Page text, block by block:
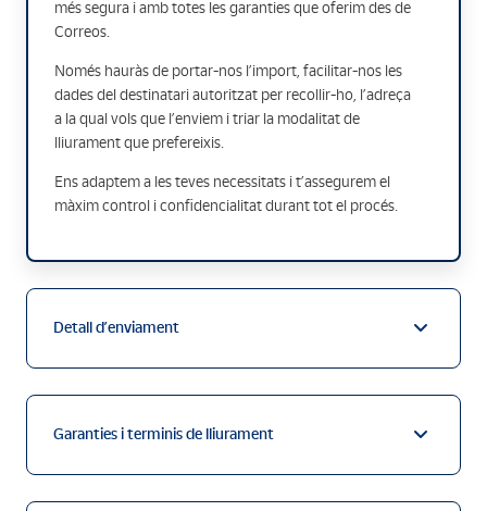
més segura i amb totes les garanties que oferim des de
Correos.
Només hauràs de portar-nos l’import, facilitar-nos les
dades del destinatari autoritzat per recollir-ho, l’adreça
a la qual vols que l’enviem i triar la modalitat de
lliurament que prefereixis.
Ens adaptem a les teves necessitats i t’assegurem el
màxim control i confidencialitat durant tot el procés.
Detall d’enviament
Garanties i terminis de lliurament